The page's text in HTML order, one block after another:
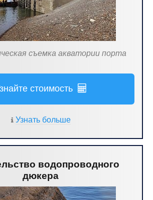
съемка акватории порта
стоимость
Узнать больше
водопроводного
дюкера